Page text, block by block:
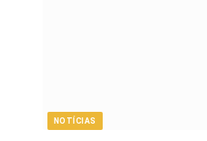
NOTÍCIAS